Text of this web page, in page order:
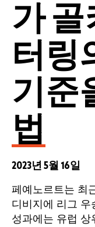
가 골
터링
기준
법
2023년 5월 16일
페예노르트는 최
디비지에 리그 우
성과에는 유럽